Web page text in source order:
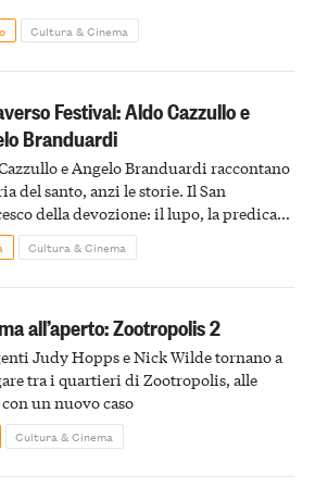
Cultura & Cinema
Festival: Aldo Cazzullo e
Branduardi
e Angelo Branduardi raccontano
del santo, anzi le storie. Il San
della devozione: il lupo, la predica
le stimmate
Cultura & Cinema
all’aperto: Zootropolis 2
Judy Hopps e Nick Wilde tornano a
tra i quartieri di Zootropolis, alle
un nuovo caso
Cultura & Cinema